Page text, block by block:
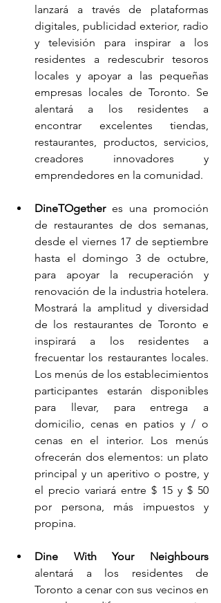
lanzará a través de plataformas
digitales, publicidad exterior, radio
y televisión para inspirar a los
residentes a redescubrir tesoros
locales y apoyar a las pequeñas
empresas locales de Toronto. Se
alentará a los residentes a
encontrar excelentes tiendas,
restaurantes, productos, servicios,
creadores innovadores y
emprendedores en la comunidad.
DineTOgether es una promoción
de restaurantes de dos semanas,
desde el viernes 17 de septiembre
hasta el domingo 3 de octubre,
para apoyar la recuperación y
renovación de la industria hotelera.
Mostrará la amplitud y diversidad
de los restaurantes de Toronto e
inspirará a los residentes a
frecuentar los restaurantes locales.
Los menús de los establecimientos
participantes estarán disponibles
para llevar, para entrega a
domicilio, cenas en patios y / o
cenas en el interior. Los menús
ofrecerán dos elementos: un plato
principal y un aperitivo o postre, y
el precio variará entre $ 15 y $ 50
por persona, más impuestos y
propina.
Dine With Your Neighbours
alentará a los residentes de
Toronto a cenar con sus vecinos en